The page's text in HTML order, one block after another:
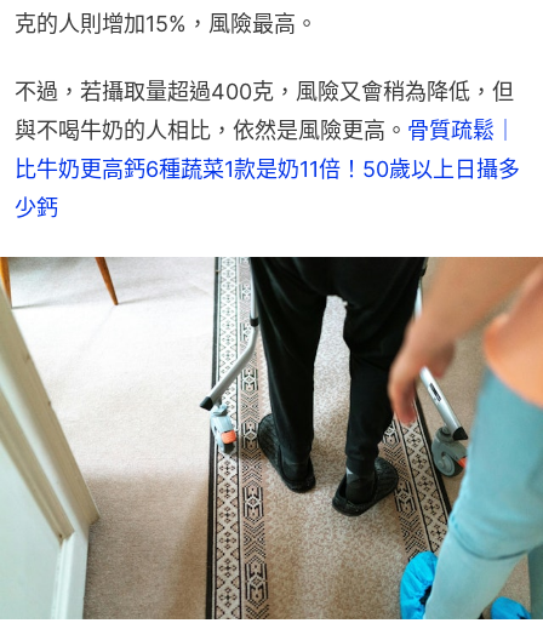
克的人則增加15%，風險最高。
不過，若攝取量超過400克，風險又會稍為降低，但
與不喝牛奶的人相比，依然是風險更高。 骨質疏鬆｜
比牛奶更高鈣6種蔬菜1款是奶11倍！50歲以上日攝多
少鈣